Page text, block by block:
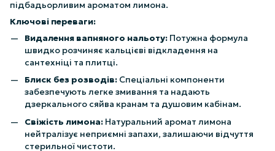
підбадьорливим ароматом лимона.
Ключові переваги:
Видалення вапняного нальоту: Потужна формула
швидко розчиняє кальцієві відкладення на
сантехніці та плитці.
Блиск без розводів: Спеціальні компоненти
забезпечують легке змивання та надають
дзеркального сяйва кранам та душовим кабінам.
Свіжість лимона: Натуральний аромат лимона
нейтралізує неприємні запахи, залишаючи відчуття
стерильної чистоти.